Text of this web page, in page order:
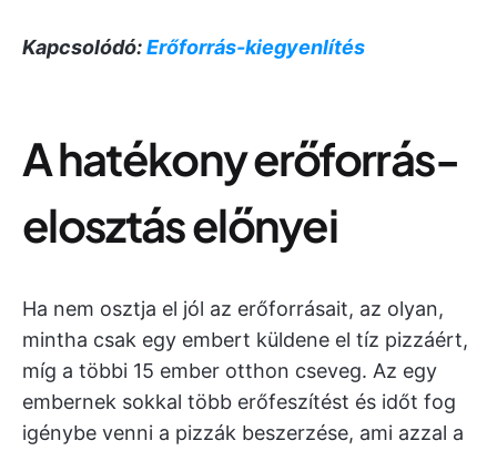
Kapcsolódó:Erőforrás-kiegyenlítés
A hatékony erőforrás-
elosztás előnyei
Ha nem osztja el jól az erőforrásait, az olyan,
mintha csak egy embert küldene el tíz pizzáért,
míg a többi 15 ember otthon cseveg. Az egy
embernek sokkal több erőfeszítést és időt fog
igénybe venni a pizzák beszerzése, ami azzal a